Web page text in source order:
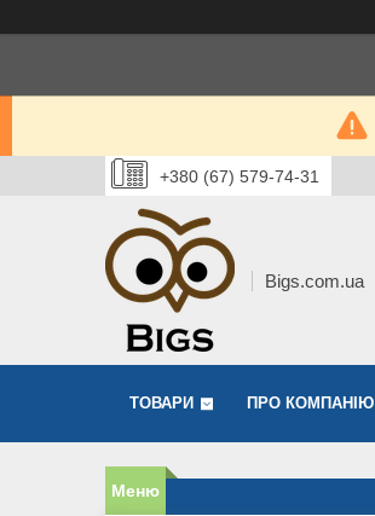
+380 (67) 579-74-31
Bigs.com.ua
ТОВАРИ ПРО КОМПАНІЮ